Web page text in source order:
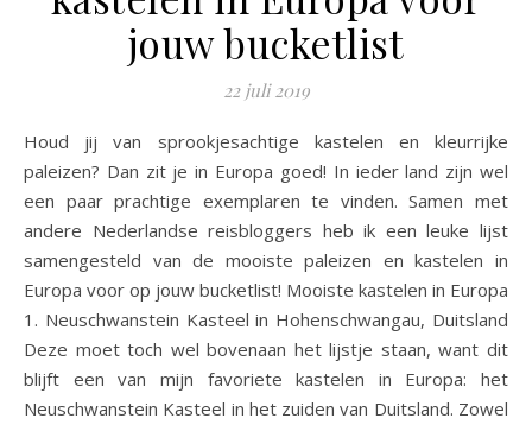
jouw bucketlist
22 juli 2019
Houd jij van sprookjesachtige kastelen en kleurrijke
paleizen? Dan zit je in Europa goed! In ieder land zijn wel
een paar prachtige exemplaren te vinden. Samen met
andere Nederlandse reisbloggers heb ik een leuke lijst
samengesteld van de mooiste paleizen en kastelen in
Europa voor op jouw bucketlist! Mooiste kastelen in Europa
1. Neuschwanstein Kasteel in Hohenschwangau, Duitsland
Deze moet toch wel bovenaan het lijstje staan, want dit
blijft een van mijn favoriete kastelen in Europa: het
Neuschwanstein Kasteel in het zuiden van Duitsland. Zowel